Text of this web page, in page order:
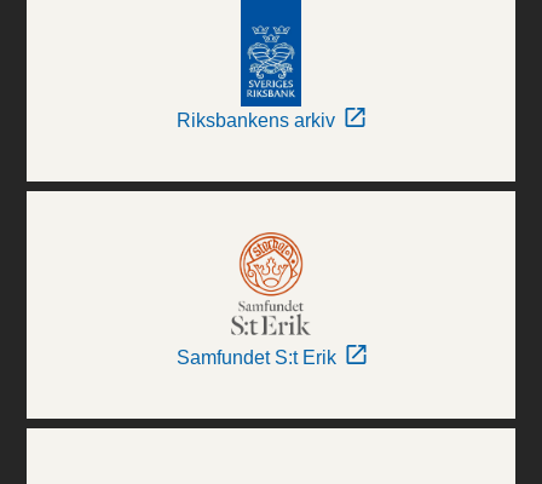
Riksbankens arkiv
Samfundet S:t Erik